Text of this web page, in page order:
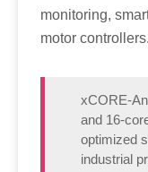
monitoring,
motor controllers.
xCORE-
and 16-
optimized
industrial